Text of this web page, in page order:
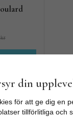
din
för att ge dig en
tillförlitliga och